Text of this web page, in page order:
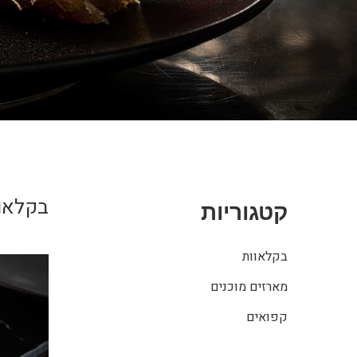
קטגוריות
בקלאוות
מארזים מוכנים
קפואים